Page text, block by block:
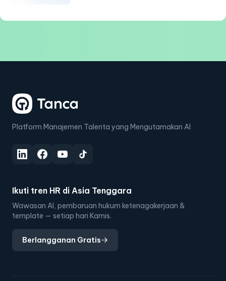
Platform Manajemen Talenta yang Mengutamakan AI
Ikuti tren HR di Asia Tenggara
Wawasan AI, pembaruan hukum ketenagakerjaan &
template — setiap hari Kamis.
Berlangganan Gratis